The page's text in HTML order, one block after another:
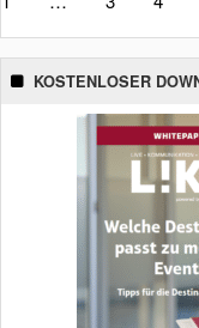
KOSTENLOSER